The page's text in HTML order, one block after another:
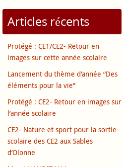
Articles récents
Protégé : CE1/CE2- Retour en
images sur cette année scolaire
Lancement du thème d’année “Des
éléments pour la vie”
Protégé : CE2- Retour en images sur
l’année scolaire
CE2- Nature et sport pour la sortie
scolaire des CE2 aux Sables
d’Olonne